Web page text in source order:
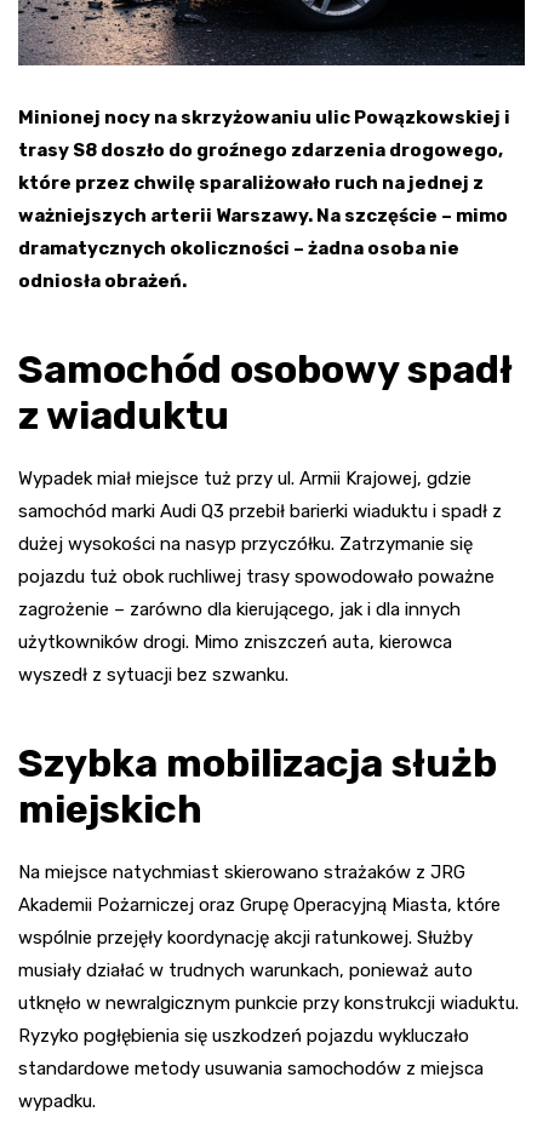
Minionej nocy na skrzyżowaniu ulic Powązkowskiej i
trasy S8 doszło do groźnego zdarzenia drogowego,
które przez chwilę sparaliżowało ruch na jednej z
ważniejszych arterii Warszawy. Na szczęście – mimo
dramatycznych okoliczności – żadna osoba nie
odniosła obrażeń.
Samochód osobowy spadł
z wiaduktu
Wypadek miał miejsce tuż przy ul. Armii Krajowej, gdzie
samochód marki Audi Q3 przebił barierki wiaduktu i spadł z
dużej wysokości na nasyp przyczółku. Zatrzymanie się
pojazdu tuż obok ruchliwej trasy spowodowało poważne
zagrożenie – zarówno dla kierującego, jak i dla innych
użytkowników drogi. Mimo zniszczeń auta, kierowca
wyszedł z sytuacji bez szwanku.
Szybka mobilizacja służb
miejskich
Na miejsce natychmiast skierowano strażaków z JRG
Akademii Pożarniczej oraz Grupę Operacyjną Miasta, które
wspólnie przejęły koordynację akcji ratunkowej. Służby
musiały działać w trudnych warunkach, ponieważ auto
utknęło w newralgicznym punkcie przy konstrukcji wiaduktu.
Ryzyko pogłębienia się uszkodzeń pojazdu wykluczało
standardowe metody usuwania samochodów z miejsca
wypadku.